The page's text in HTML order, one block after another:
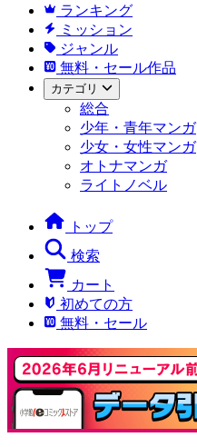
ランキング
ミッション
ジャンル
無料・セール作品
カテゴリ
総合
少年・青年マンガ
少女・女性マンガ
オトナマンガ
ライトノベル
トップ
検索
カート
初めての方
無料・セール